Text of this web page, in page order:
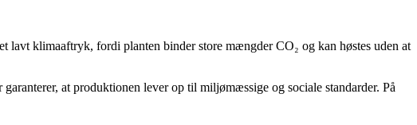
klimaaftryk, fordi planten binder store mængder CO₂ og kan høstes uden at
garanterer, at produktionen lever op til miljømæssige og sociale standarder. På